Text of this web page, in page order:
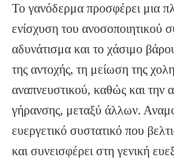
Το γανόδερμα προσφέρει μια
ενίσχυση του ανοσοποιητικού
αδυνάτισμα και το χάσιμο
της αντοχής, τη μείωση της
αναπνευστικού, καθώς και την
γήρανσης, μεταξύ άλλων.
ευεργετικό συστατικό που
και συνεισφέρει στη γενική